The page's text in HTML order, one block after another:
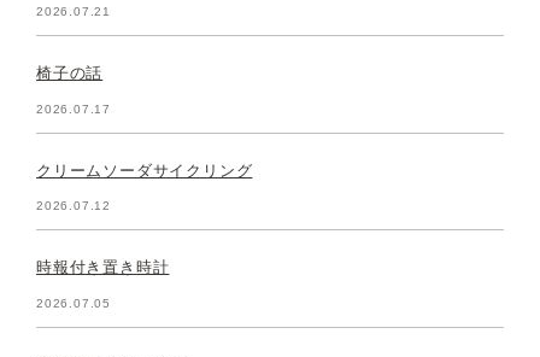
2026.07.21
椅子の話
2026.07.17
クリームソーダサイクリング
2026.07.12
時報付き置き時計
2026.07.05